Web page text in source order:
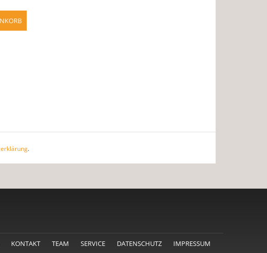
.
KONTAKT TEAM SERVICE DATENSCHUTZ IMPRESSUM